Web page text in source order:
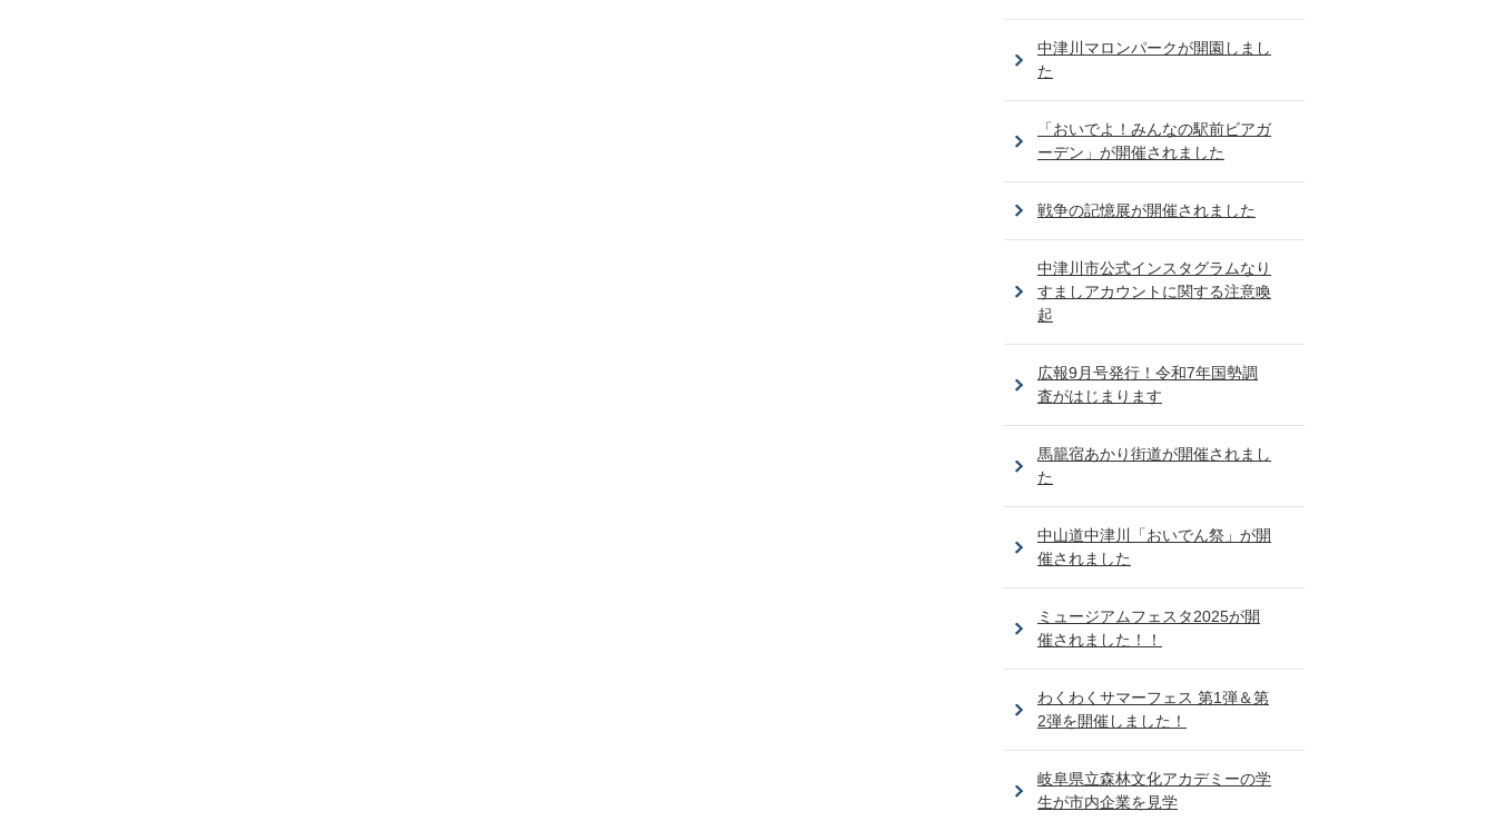
中津川マロンパークが開園しまし
た
「おいでよ！みんなの駅前ビアガ
ーデン」が開催されました
戦争の記憶展が開催されました
中津川市公式インスタグラムなり
すましアカウントに関する注意喚
起
広報9月号発行！令和7年国勢調
査がはじまります
馬籠宿あかり街道が開催されまし
た
中山道中津川「おいでん祭」が開
催されました
ミュージアムフェスタ2025が開
催されました！！
わくわくサマーフェス 第1弾＆第
2弾を開催しました！
岐阜県立森林文化アカデミーの学
生が市内企業を見学